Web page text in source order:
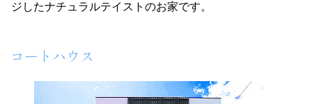
ジしたナチュラルテイストのお家です。
コートハウス